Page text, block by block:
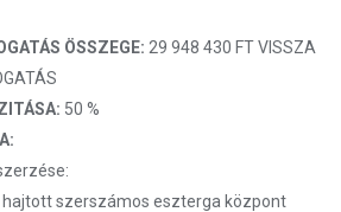
ÖSSZEGE: 29 948 430 FT VISSZA
50 %
hajtott szerszámos eszterga központ